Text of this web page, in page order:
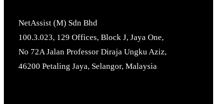
NetAssist (M) Sdn Bhd
100.3.023, 129 Offices, Block J, Jaya One,
No 72A Jalan Professor Diraja Ungku Aziz,
46200 Petaling Jaya, Selangor, Malaysia